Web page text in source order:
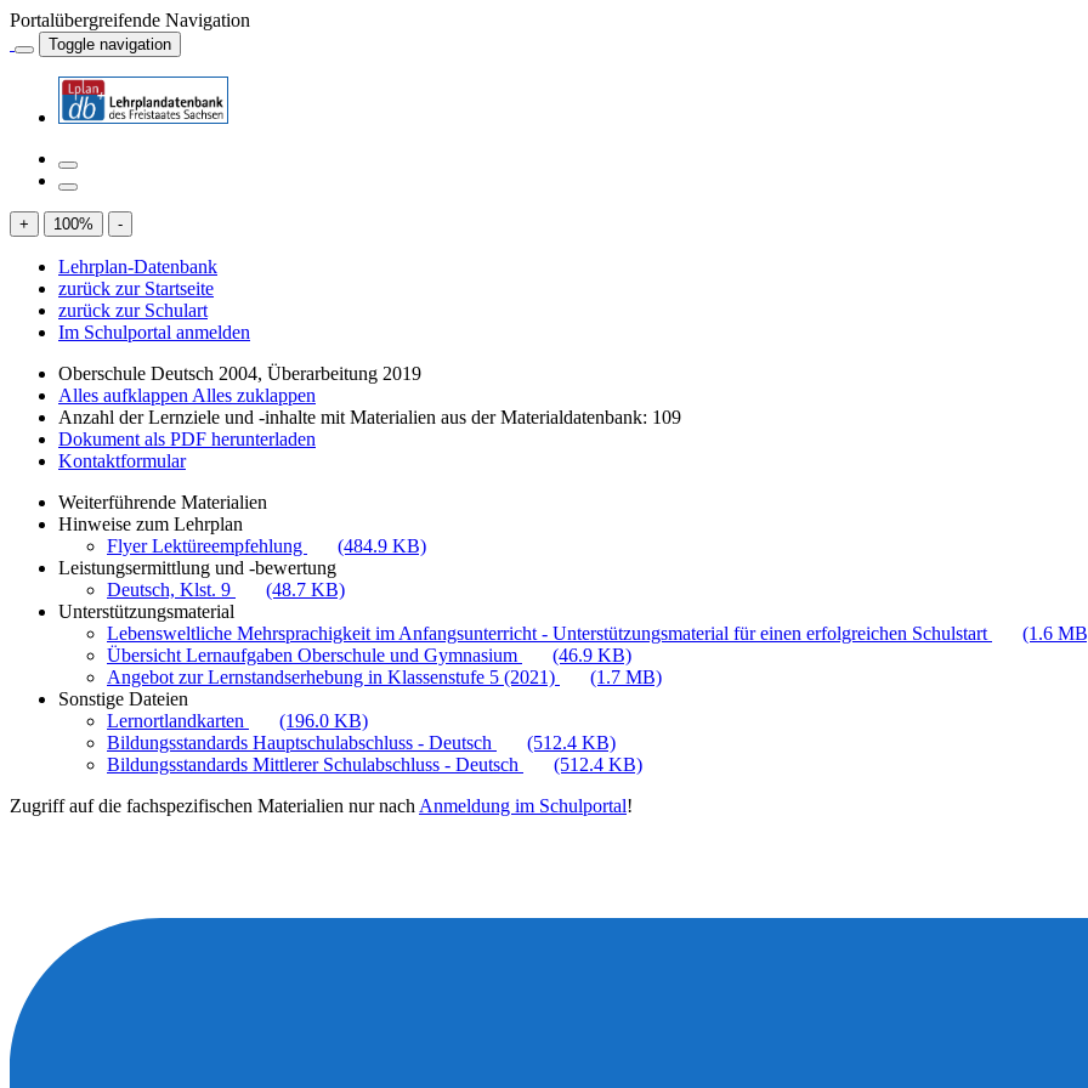
Portalübergreifende Navigation
Toggle navigation
+ 100% -
Lehrplan-Datenbank
zurück zur Startseite
zurück zur Schulart
Im Schulportal anmelden
Oberschule Deutsch 2004, Überarbeitung 2019
Alles aufklappen Alles zuklappen
Anzahl der Lernziele und -inhalte mit Materialien aus der Materialdatenbank: 109
Dokument als PDF herunterladen
Kontaktformular
Weiterführende Materialien
Hinweise zum Lehrplan
Flyer Lektüreempfehlung
(484.9 KB)
Leistungsermittlung und -bewertung
Deutsch, Klst. 9
(48.7 KB)
Unterstützungsmaterial
Lebensweltliche Mehrsprachigkeit im Anfangsunterricht - Unterstützungsmaterial für einen erfolgreichen Schulstart
(1.6
Übersicht Lernaufgaben Oberschule und Gymnasium
(46.9 KB)
Angebot zur Lernstandserhebung in Klassenstufe 5 (2021)
(1.7 MB)
Sonstige Dateien
Lernortlandkarten
(196.0 KB)
Bildungsstandards Hauptschulabschluss - Deutsch
(512.4 KB)
Bildungsstandards Mittlerer Schulabschluss - Deutsch
(512.4 KB)
Zugriff auf die fachspezifischen Materialien nur nach Anmeldung im Schulportal!